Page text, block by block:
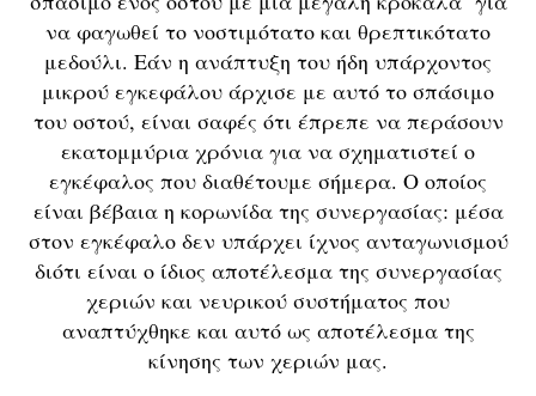
να φαγωθεί το νοστιμότατο και θρεπτικότατο
μεδούλι. Εάν η ανάπτυξη του ήδη υπάρχοντος
μικρού εγκεφάλου άρχισε με αυτό το σπάσιμο
του οστού, είναι σαφές ότι έπρεπε να περάσουν
εκατομμύρια χρόνια για να σχηματιστεί ο
εγκέφαλος που διαθέτουμε σήμερα. Ο οποίος
είναι βέβαια η κορωνίδα της συνεργασίας: μέσα
στον εγκέφαλο δεν υπάρχει ίχνος ανταγωνισμού
διότι είναι ο ίδιος αποτέλεσμα της συνεργασίας
χεριών και νευρικού συστήματος που
αναπτύχθηκε και αυτό ως αποτέλεσμα της
κίνησης των χεριών μας.